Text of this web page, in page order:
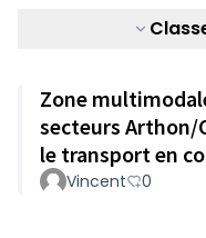
Zone
secteurs Arthon/
le transport en
service
Vincent 0